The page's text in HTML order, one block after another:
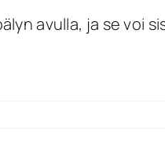
avulla, ja se voi